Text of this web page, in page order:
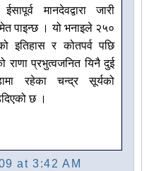
मानदेवद्वारा जारी
पाइन्छ । यो भनाइले २५०
इतिहास र कोतपर्व पछि
प्रभुत्वजनित यिनै दुई
रहेका चन्द्र सूर्यको
छ ।
at 3:42 AM